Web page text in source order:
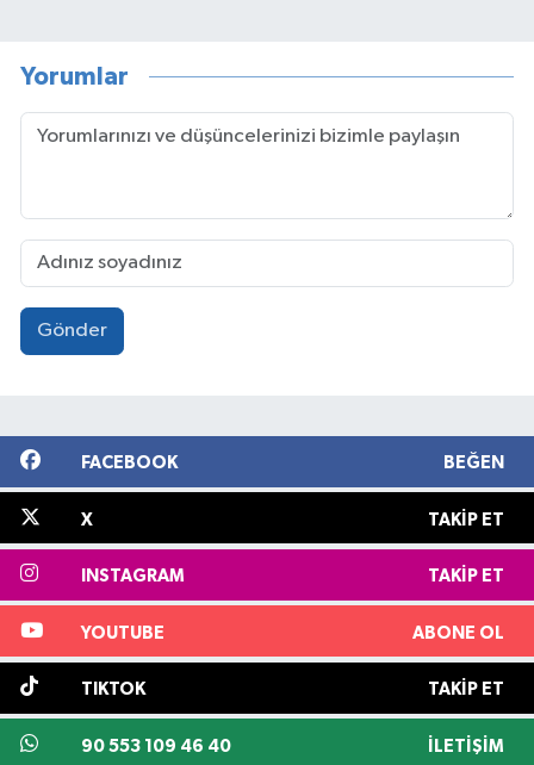
Yorumlar
Gönder
FACEBOOK BEĞEN
X TAKIP ET
INSTAGRAM TAKIP ET
YOUTUBE ABONE OL
TIKTOK TAKIP ET
90 553 109 46 40 İLETIŞIM